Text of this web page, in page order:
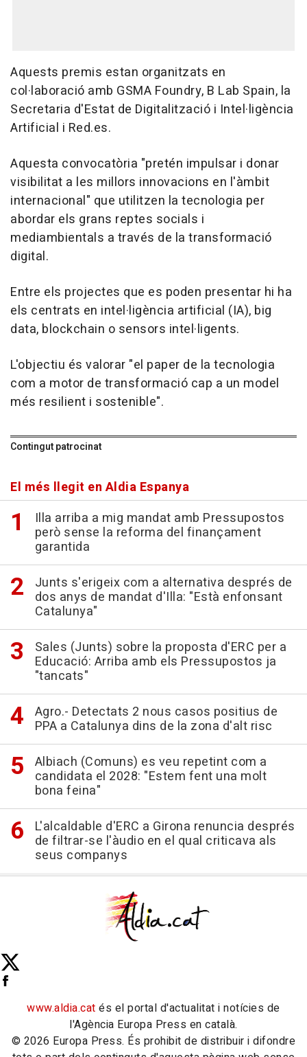
Aquests premis estan organitzats en
col·laboració amb GSMA Foundry, B Lab Spain, la
Secretaria d'Estat de Digitalització i Intel·ligència
Artificial i Red.es.
Aquesta convocatòria "pretén impulsar i donar
visibilitat a les millors innovacions en l'àmbit
internacional" que utilitzen la tecnologia per
abordar els grans reptes socials i
mediambientals a través de la transformació
digital.
Entre els projectes que es poden presentar hi ha
els centrats en intel·ligència artificial (IA), big
data, blockchain o sensors intel·ligents.
L'objectiu és valorar "el paper de la tecnologia
com a motor de transformació cap a un model
més resilient i sostenible".
Contingut patrocinat
El més llegit en Aldia Espanya
Illa arriba a mig mandat amb Pressupostos
però sense la reforma del finançament
garantida
Junts s'erigeix com a alternativa després de
dos anys de mandat d'Illa: "Està enfonsant
Catalunya"
Sales (Junts) sobre la proposta d'ERC per a
Educació: Arriba amb els Pressupostos ja
"tancats"
Agro.- Detectats 2 nous casos positius de
PPA a Catalunya dins de la zona d'alt risc
Albiach (Comuns) es veu repetint com a
candidata el 2028: "Estem fent una molt
bona feina"
L'alcaldable d'ERC a Girona renuncia després
de filtrar-se l'àudio en el qual criticava als
seus companys
www.aldia.cat és el portal d'actualitat i notícies de
l'Agència Europa Press en català.
© 2026 Europa Press. És prohibit de distribuir i difondre